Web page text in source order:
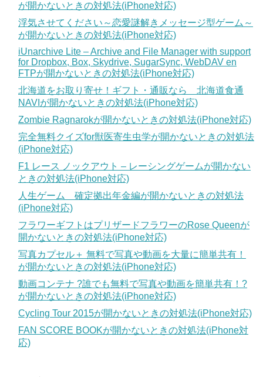
が開かないときの対処法(iPhone対応)
浮気させてください～恋愛謎解きメッセージ型ゲーム～
が開かないときの対処法(iPhone対応)
iUnarchive Lite – Archive and File Manager with support
for Dropbox, Box, Skydrive, SugarSync, WebDAV en
FTPが開かないときの対処法(iPhone対応)
北海道をお取り寄せ！ギフト・通販なら 北海道食通
NAVIが開かないときの対処法(iPhone対応)
Zombie Ragnarokが開かないときの対処法(iPhone対応)
完全無料クイズfor獣医寄生虫学が開かないときの対処法
(iPhone対応)
F1 レース ノックアウト – レーシングゲームが開かない
ときの対処法(iPhone対応)
人生ゲーム 確定拠出年金編が開かないときの対処法
(iPhone対応)
フラワーギフトはプリザードフラワーのRose Queenが
開かないときの対処法(iPhone対応)
写真カプセル＋ 無料で写真や動画を大量に簡単共有！
が開かないときの対処法(iPhone対応)
動画コンテナ ?誰でも無料で写真や動画を簡単共有！?
が開かないときの対処法(iPhone対応)
Cycling Tour 2015が開かないときの対処法(iPhone対応)
FAN SCORE BOOKが開かないときの対処法(iPhone対
応)